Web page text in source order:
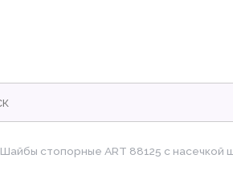
Шайбы стопорные ART 88125 с насечкой